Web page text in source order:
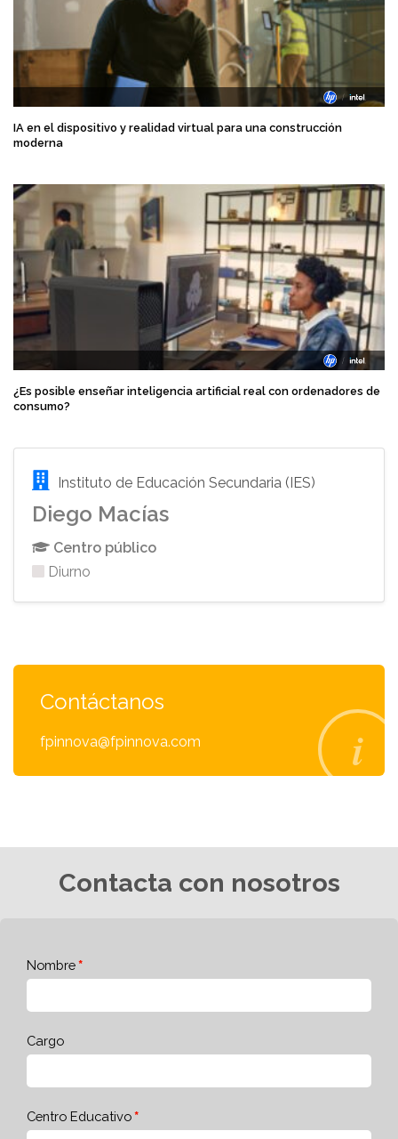
IA en el dispositivo y realidad virtual para una construcción
moderna
¿Es posible enseñar inteligencia artificial real con ordenadores de
consumo?
Instituto de Educación Secundaria (IES)
Diego Macías
Centro público
Diurno
Contáctanos
fpinnova@fpinnova.com
Contacta con nosotros
Nombre
Cargo
Centro Educativo